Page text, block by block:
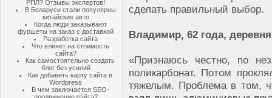
РПЛ? Отзывы экспертов!
В Беларуси стали популярны
китайские авто
Когда люди заказывают
фуршеты на заказ с доставкой
Разработка сайта
Что влияет на стоимость
сайта?
Как самостоятельно создать
блог без усилий
Как добавить карту сайта в
Wordpress
В чем заключается SEO-
сделать правильный выбор.
Владимир, 62 года,
«Признаюсь честно, по
поликарбонат. Потом
тяжелым. Проблема в том,